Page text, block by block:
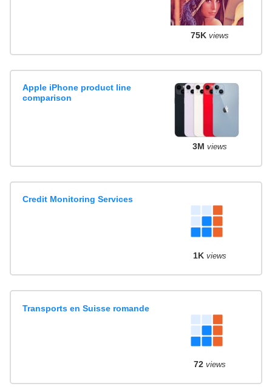
75K views
Apple iPhone product line
comparison
3M views
Credit Monitoring Services
1K views
Transports en Suisse romande
72views